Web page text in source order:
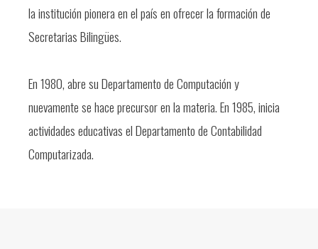
la institución pionera en el país en ofrecer la formación de
Secretarias Bilingües.
En 1980, abre su Departamento de Computación y
nuevamente se hace precursor en la materia. En 1985, inicia
actividades educativas el Departamento de Contabilidad
Computarizada.